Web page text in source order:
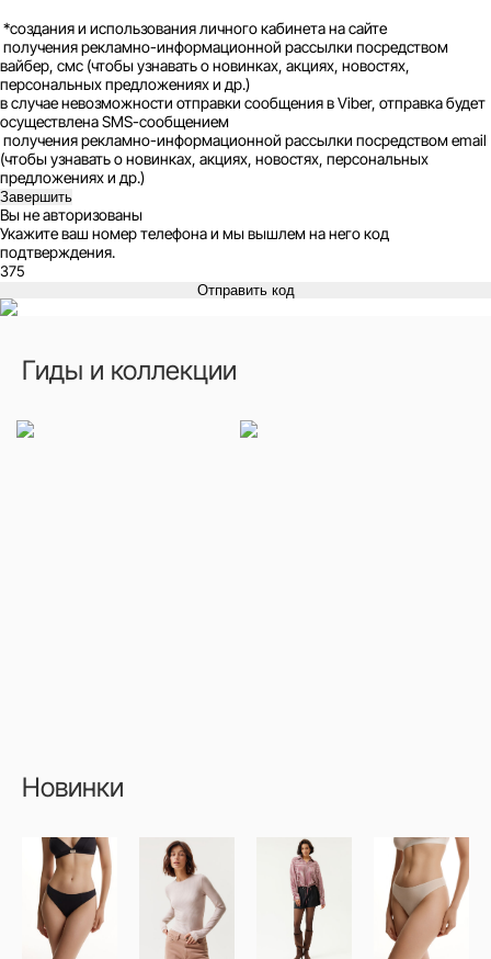
*создания и использования личного кабинета на сайте
получения рекламно-информационной рассылки посредством
вайбер, смс (чтобы узнавать о новинках, акциях, новостях,
персональных предложениях и др.)
в случае невозможности отправки сообщения в Viber, отправка будет
осуществлена SMS-сообщением
получения рекламно-информационной рассылки посредством email
(чтобы узнавать о новинках, акциях, новостях, персональных
предложениях и др.)
Завершить
Вы не авторизованы
Укажите ваш номер телефона и мы вышлем на него код
подтверждения.
Отправить код
Гиды и коллекции
Новинки